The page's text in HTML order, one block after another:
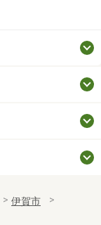
伊賀市